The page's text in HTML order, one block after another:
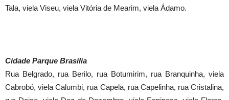
Tala, viela Viseu, viela Vitória de Mearim, viela Ádamo.
Cidade Parque Brasília
Rua Belgrado, rua Berilo, rua Botumirim, rua Branquinha, viela
Cabrobó, viela Calumbi, rua Capela, rua Capelinha, rua Cristalina,